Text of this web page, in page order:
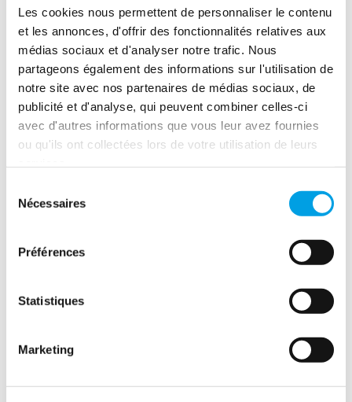
Les cookies nous permettent de personnaliser le contenu
et les annonces, d'offrir des fonctionnalités relatives aux
médias sociaux et d'analyser notre trafic. Nous
partageons également des informations sur l'utilisation de
notre site avec nos partenaires de médias sociaux, de
publicité et d'analyse, qui peuvent combiner celles-ci
avec d'autres informations que vous leur avez fournies
ou qu'ils ont collectées lors de votre utilisation de leurs
Nécessaires
Préférences
Statistiques
Marketing